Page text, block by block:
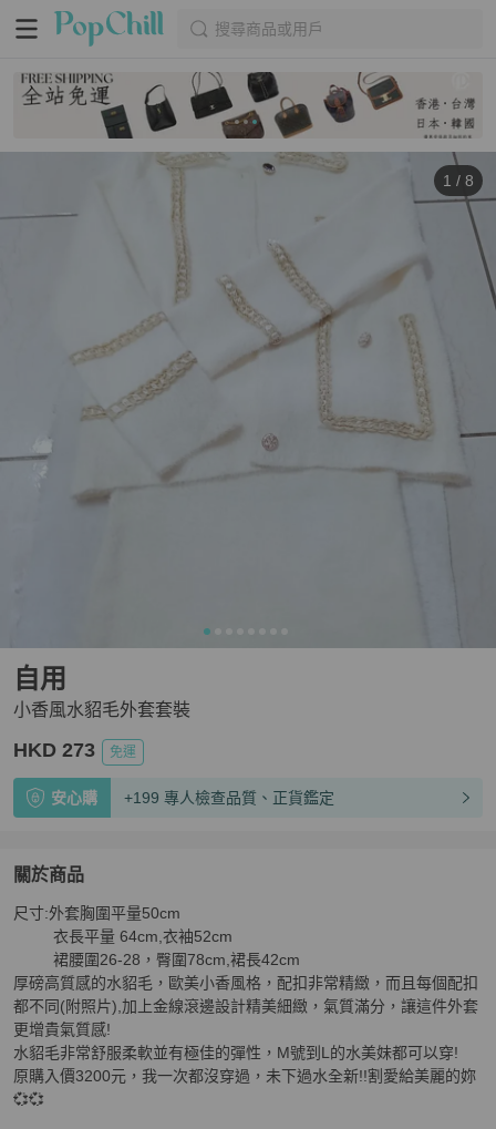
搜尋商品或用戶
1 / 8
小香風水貂毛外套套裝
自用
HKD 273 免運
安心購 +199 專人檢查品質、正貨鑑定
關於商品
關於小香風水貂毛外套套裝
尺寸:外套胸圍平量50cm
         衣長平量 64cm,衣袖52cm
         裙腰圍26-28，臀圍78cm,裙長42cm
厚磅高質感的水貂毛，歐美小香風格，配扣非常精緻，而且每個配扣
都不同(附照片),加上金線滾邊設計精美細緻，氣質滿分，讓這件外套
更增貴氣質感!
水貂毛非常舒服柔軟並有極佳的彈性，M號到L的水美妹都可以穿!
原購入價3200元，我一次都沒穿過，未下過水全新!!割愛給美麗的妳
💞💞